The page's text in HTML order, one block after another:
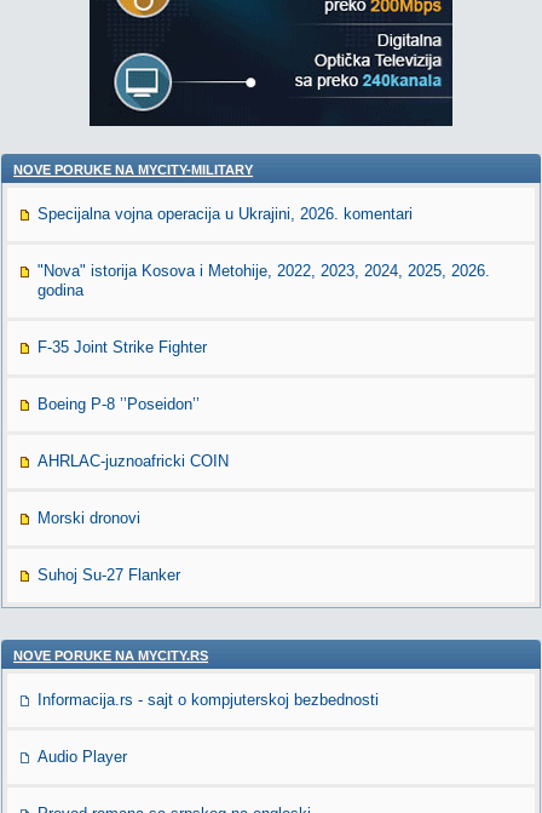
NOVE PORUKE NA MYCITY-MILITARY
Specijalna vojna operacija u Ukrajini, 2026. komentari
"Nova" istorija Kosova i Metohije, 2022, 2023, 2024, 2025, 2026.
godina
F-35 Joint Strike Fighter
Boeing P-8 ’’Poseidon’’
AHRLAC-juznoafricki COIN
Morski dronovi
Suhoj Su-27 Flanker
NOVE PORUKE NA MYCITY.RS
Informacija.rs - sajt o kompjuterskoj bezbednosti
Audio Player